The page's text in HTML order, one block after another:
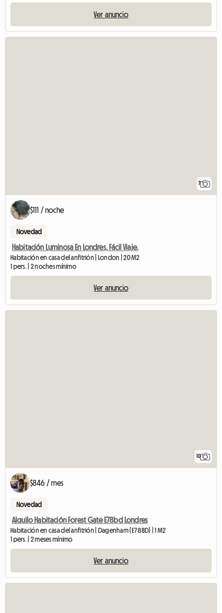
Ver anuncio
7
$111 / noche
Novedad
Habitación Luminosa En Londres, Fácil Viaje.
Habitación en casa del anfitrión | London | 20 M2
1 pers. | 2 noches mínimo
Ver anuncio
10
$846 / mes
Novedad
Alquilo Habitación Forest Gate E78bd Londres
Habitación en casa del anfitrión | Dagenham (E7 8BD) | 1 M2
1 pers. | 2 meses mínimo
Ver anuncio